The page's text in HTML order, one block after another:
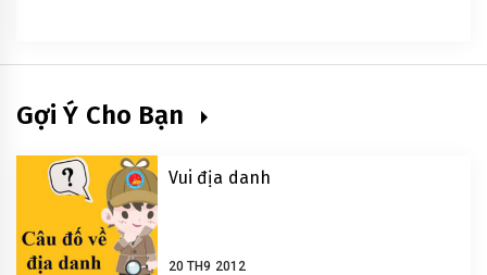
Gợi Ý Cho Bạn
Vui địa danh
20 TH9 2012